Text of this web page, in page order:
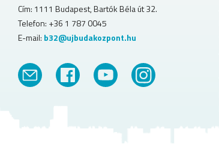
Cím: 1111 Budapest, Bartók Béla út 32.
Telefon: +36 1 787 0045
E-mail: b32@ujbudakozpont.hu